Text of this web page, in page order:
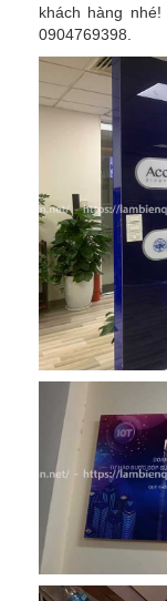
khách hàng
0904769398.